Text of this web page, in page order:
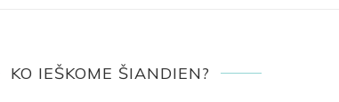
KO IEŠKOME ŠIANDIEN?